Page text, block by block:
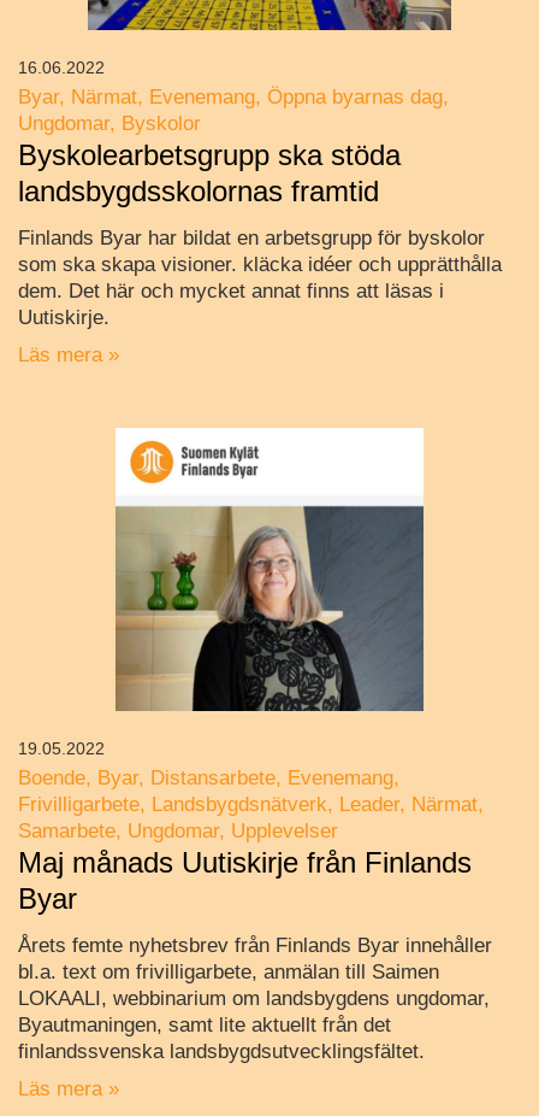
Byar Närmat Evenemang Öppna byarnas dag
Ungdomar Byskolor
Byskolearbetsgrupp ska stöda
landsbygdsskolornas framtid
Finlands Byar har bildat en arbetsgrupp för byskolor
som ska skapa visioner. kläcka idéer och upprätthålla
dem. Det här och mycket annat finns att läsas i
Uutiskirje.
Läs mera »
16.06.2022
Boende Byar Distansarbete Evenemang
Frivilligarbete Landsbygdsnätverk Leader Närmat
Samarbete Ungdomar Upplevelser
Maj månads Uutiskirje från Finlands
Byar
Årets femte nyhetsbrev från Finlands Byar innehåller
bl.a. text om frivilligarbete, anmälan till Saimen
LOKAALI, webbinarium om landsbygdens ungdomar,
Byautmaningen, samt lite aktuellt från det
finlandssvenska landsbygdsutvecklingsfältet.
Läs mera »
19.05.2022